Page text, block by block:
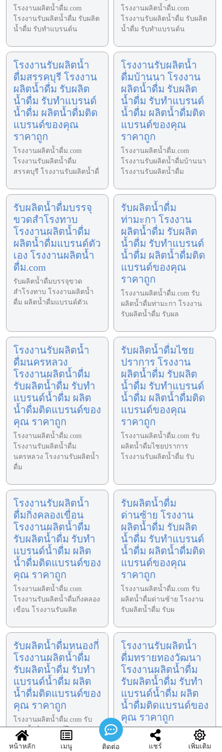
โรงงานผลิตน้ำดื่ม.com
โรงงานรับผลิตน้ำดื่ม รับผลิต
น้ำดื่ม รับทำแบรนด์น
โรงงานผลิตน้ำดื่ม.com
โรงงานรับผลิตน้ำดื่ม รับผลิต
น้ำดื่ม รับทำแบรนด์น
โรงงานรับผลิตน้ำ
ดื่มสรรคบุรี โรงงาน
ผลิตน้ำดื่ม รับผลิต
น้ำดื่ม รับทำแบรนด์
น้ำดื่ม ผลิตน้ำดื่มติด
แบรนด์ของคุณ
ราคาถูก
โรงงานผลิตน้ำดื่ม.com
โรงงานรับผลิตน้ำดื่ม
สรรคบุรี โรงงานรับผลิตน้ำดื่
โรงงานรับผลิตน้ำ
ดื่มบ้านนา โรงงาน
ผลิตน้ำดื่ม รับผลิต
น้ำดื่ม รับทำแบรนด์
น้ำดื่ม ผลิตน้ำดื่มติด
แบรนด์ของคุณ
ราคาถูก
โรงงานผลิตน้ำดื่ม.com
โรงงานรับผลิตน้ำดื่มบ้านนา
โรงงานรับผลิตน้ำดื่ม
รับผลิตน้ำดื่มบรรจุ
ขวดสำโรงทาบ
โรงงานผลิตน้ำดื่ม
ผลิตน้ำดื่มแบรนด์ตัว
เอง โรงงานผลิตน้ำ
ดื่ม.com
รับผลิตน้ำดื่มบรรจุขวด
สำโรงทาบ โรงงานผลิตน้ำ
ดื่ม ผลิตน้ำดื่มแบรนด์ตัวเ
รับผลิตน้ำดื่ม
ท่ามะกา โรงงาน
ผลิตน้ำดื่ม รับผลิต
น้ำดื่ม รับทำแบรนด์
น้ำดื่ม ผลิตน้ำดื่มติด
แบรนด์ของคุณ
ราคาถูก
โรงงานผลิตน้ำดื่ม.com รับ
ผลิตน้ำดื่มท่ามะกา โรงงาน
รับผลิตน้ำดื่ม รับผล
โรงงานรับผลิตน้ำ
ดื่มนครหลวง
โรงงานผลิตน้ำดื่ม
รับผลิตน้ำดื่ม รับทำ
แบรนด์น้ำดื่ม ผลิต
น้ำดื่มติดแบรนด์ของ
คุณ ราคาถูก
โรงงานผลิตน้ำดื่ม.com
โรงงานรับผลิตน้ำดื่ม
นครหลวง โรงงานรับผลิตน้ำ
ดื่ม
รับผลิตน้ำดื่มไชย
ปราการ โรงงาน
ผลิตน้ำดื่ม รับผลิต
น้ำดื่ม รับทำแบรนด์
น้ำดื่ม ผลิตน้ำดื่มติด
แบรนด์ของคุณ
ราคาถูก
โรงงานผลิตน้ำดื่ม.com รับ
ผลิตน้ำดื่มไชยปราการ
โรงงานรับผลิตน้ำดื่ม รับ
โรงงานรับผลิตน้ำ
ดื่มกิ่งคลองเขื่อน
โรงงานผลิตน้ำดื่ม
รับผลิตน้ำดื่ม รับทำ
แบรนด์น้ำดื่ม ผลิต
น้ำดื่มติดแบรนด์ของ
คุณ ราคาถูก
โรงงานผลิตน้ำดื่ม.com
โรงงานรับผลิตน้ำดื่มกิ่งคลอง
เขื่อน โรงงานรับผลิต
รับผลิตน้ำดื่ม
ด่านซ้าย โรงงาน
ผลิตน้ำดื่ม รับผลิต
น้ำดื่ม รับทำแบรนด์
น้ำดื่ม ผลิตน้ำดื่มติด
แบรนด์ของคุณ
ราคาถูก
โรงงานผลิตน้ำดื่ม.com รับ
ผลิตน้ำดื่มด่านซ้าย โรงงาน
รับผลิตน้ำดื่ม รับผ
รับผลิตน้ำดื่มหนองกี่
โรงงานผลิตน้ำดื่ม
รับผลิตน้ำดื่ม รับทำ
แบรนด์น้ำดื่ม ผลิต
น้ำดื่มติดแบรนด์ของ
คุณ ราคาถูก
โรงงานผลิตน้ำดื่ม.com รับ
ผลิตน้ำดื่มหนองกี่โรงงานรับ
ผลิตน้ำดื่ม รับผลิ
โรงงานรับผลิตน้ำ
ดื่มทรายทองวัฒนา
โรงงานผลิตน้ำดื่ม
รับผลิตน้ำดื่ม รับทำ
แบรนด์น้ำดื่ม ผลิต
น้ำดื่มติดแบรนด์ของ
คุณ ราคาถูก
โรงงานผลิตน้ำดื่ม.com
โรงงานรับผลิตน้ำดื่มทราย
หน้าหลัก เมนู ติดต่อ แชร์ เพิ่มเติม